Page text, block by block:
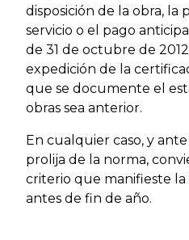
disposición de la obra, la
servicio o el pago
de 31 de octubre de
expedición de la
que se documente el
obras sea anterior.
En cualquier caso, y
prolija de la norma,
criterio que manifieste la
antes de fin de año.